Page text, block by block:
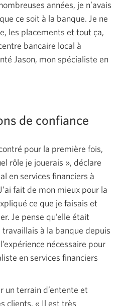
années, je n’avais
ce soit à la banque. Je ne
les placements et tout ça,
bancaire local à
Jason, mon spécialiste en
de confiance
pour la première fois,
rôle je jouerais », déclare
en services financiers à
fait de mon mieux pour la
ce que je faisais et
Je pense qu’elle était
à la banque depuis
nécessaire pour
en services financiers
un terrain d’entente et
clients. « Il est très